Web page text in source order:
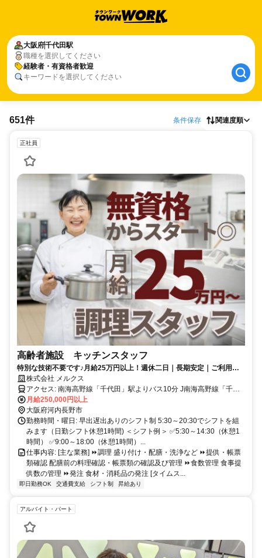
大阪府千代田駅
職種を選択してください
経験者・有資格者歓迎
キーワードを選択してください
651件 条件保存 関連度順
正社員
高齢者施設 キッチンスタッフ
特別な技術不要です♪月給25万円以上！週休二日｜長期安定｜ご利用者
様に食べる楽しみをお届けるする大切なお仕事です☆
株式会社 メルクス
アクセス: 南海高野線「千代田」駅よりバス10分 J南海高野線「千代
田」駅より南海バス「貴望ヶ丘バス停」下車徒歩２分 ＜通勤方法・
その他補足＞ ※車通勤OK！無料駐車場あり ※バイク・自転車通勤
OK！無料駐輪場あり ※交通費全額支給（公共交通機関利用の方)
月給250,000円以上
大阪府河内長野市
勤務時間・曜日: 早出遅出ありのシフト制 5:30～20:30でシフトを組
みます（日勤シフト休憩1時間) ＜シフト例＞ ✅5:30～14:30（休憩1
時間） ✅9:00～18:00（休憩1時間）...
仕事内容: [主な業務] ⏩️調理 盛り付け・配膳・洗浄など ⏩️提供・帳票
類確認 配膳前の料理確認・帳票類の確認及び管理 ⏩️食数管理 食事提
供数の管理 ⏩️発注 食材・消耗品の発注 [タイムス...
即日勤務OK 交通費支給 シフト制 昇給あり
アルバイト・パート